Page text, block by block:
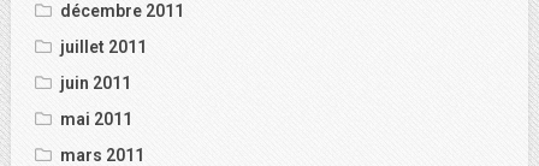
décembre 2011
juillet 2011
juin 2011
mai 2011
mars 2011